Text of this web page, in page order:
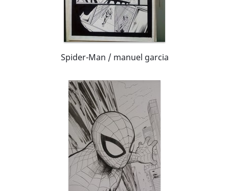
Spider-Man / manuel garcia